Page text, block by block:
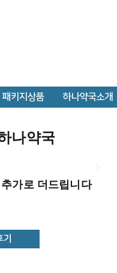
패키지상품 하나약국소개
나약국
가로 더드립니다